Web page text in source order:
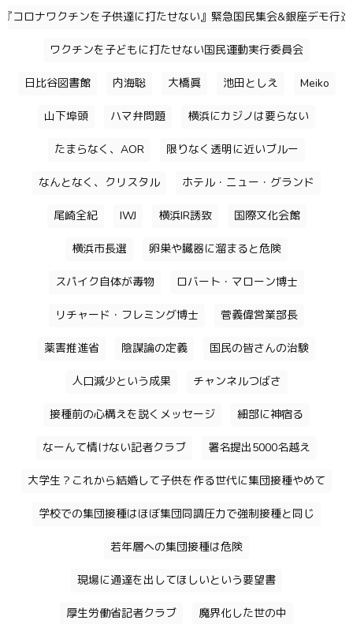
『コロナワクチンを子供達に打たせない』緊急国民集会&銀座デモ行進
ワクチンを子どもに打たせない国民運動実行委員会
日比谷図書館 内海聡 大橋眞 池田としえ Meiko
山下埠頭 ハマ弁問題 横浜にカジノは要らない
たまらなく、AOR 限りなく透明に近いブルー
なんとなく、クリスタル ホテル・ニュー・グランド
尾崎全紀 IWJ 横浜IR誘致 国際文化会館
横浜市長選 卵巣や臓器に溜まると危険
スパイク自体が毒物 ロバート・マローン博士
リチャード・フレミング博士 菅義偉営業部長
薬害推進省 陰謀論の定義 国民の皆さんの治験
人口減少という成果 チャンネルつばさ
接種前の心構えを説くメッセージ 細部に神宿る
なーんて情けない記者クラブ 署名提出5000名越え
大学生？これから結婚して子供を作る世代に集団接種やめて
学校での集団接種はほぼ集団同調圧力で強制接種と同じ
若年層への集団接種は危険
現場に通達を出してほしいという要望書
厚生労働省記者クラブ 魔界化した世の中